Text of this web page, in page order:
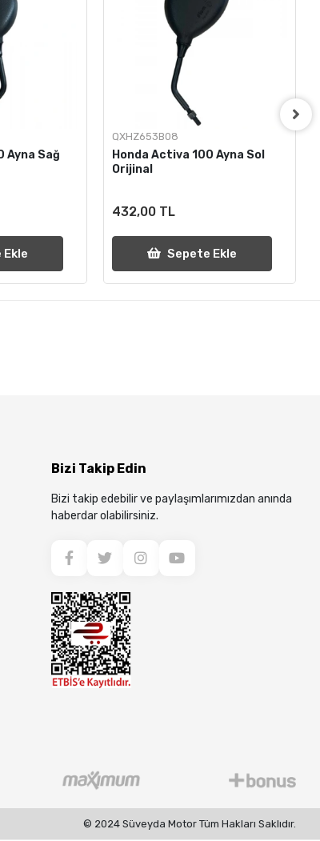
Ayna Sağ
QXHZ653B08
Honda Activa 100 Ayna Sol
Orijinal
432,00 TL
Sepete Ekle
Bizi Takip Edin
Bizi takip edebilir ve paylaşımlarımızdan anında
haberdar olabilirsiniz.
© 2024 Süveyda Motor Tüm Hakları Saklıdır.